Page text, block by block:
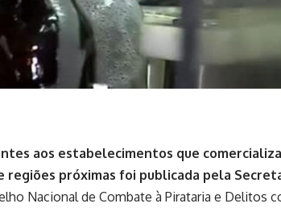
aos estabelecimentos que
regiões próximas foi publicada pela
Nacional de Combate à Pirataria e Delitos